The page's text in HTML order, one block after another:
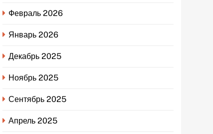
Февраль 2026
Январь 2026
Декабрь 2025
Ноябрь 2025
Сентябрь 2025
Апрель 2025